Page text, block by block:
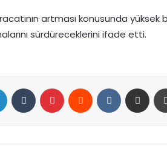
artması konusunda
sürdüreceklerini ifade etti.
LinkedIn Tumblr Pinterest Reddit VKontakte
E-Posta